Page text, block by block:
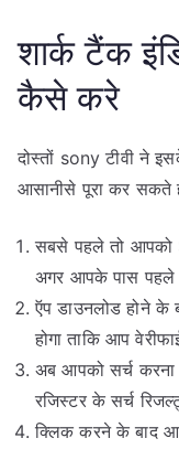
शार्क टैंक
कैसे करे
दोस्तों sony टीवी ने
आसानीसे पूरा कर सकते
सबसे पहले तो आपको
अगर आपके पास पहले
ऍप डाउनलोड होने के
होगा ताकि आप
अब आपको सर्च
रजिस्टर के सर्च
क्लिक करने के बाद